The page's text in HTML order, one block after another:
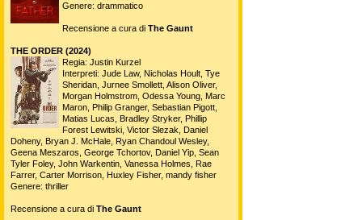
Genere: drammatico
Recensione a cura di The Gaunt
THE ORDER (2024)
Regia: Justin Kurzel
Interpreti: Jude Law, Nicholas Hoult, Tye
Sheridan, Jurnee Smollett, Alison Oliver,
Morgan Holmstrom, Odessa Young, Marc
Maron, Philip Granger, Sebastian Pigott,
Matias Lucas, Bradley Stryker, Phillip
Forest Lewitski, Victor Slezak, Daniel
Doheny, Bryan J. McHale, Ryan Chandoul Wesley,
Geena Meszaros, George Tchortov, Daniel Yip, Sean
Tyler Foley, John Warkentin, Vanessa Holmes, Rae
Farrer, Carter Morrison, Huxley Fisher, mandy fisher
Genere: thriller
Recensione a cura di The Gaunt